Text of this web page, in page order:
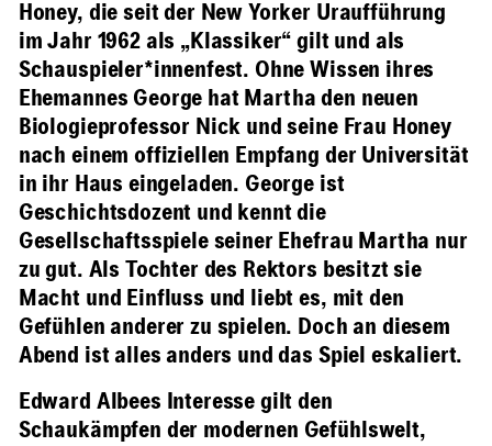
Honey, die seit der New Yorker Uraufführung
im Jahr 1962 als „Klassiker“ gilt und als
Schauspieler*innenfest. Ohne Wissen ihres
Ehemannes George hat Martha den neuen
Biologieprofessor Nick und seine Frau Honey
nach einem offiziellen Empfang der Universität
in ihr Haus eingeladen. George ist
Geschichtsdozent und kennt die
Gesellschaftsspiele seiner Ehefrau Martha nur
zu gut. Als Tochter des Rektors besitzt sie
Macht und Einfluss und liebt es, mit den
Gefühlen anderer zu spielen. Doch an diesem
Abend ist alles anders und das Spiel eskaliert.
Edward Albees Interesse gilt den
Schaukämpfen der modernen Gefühlswelt,